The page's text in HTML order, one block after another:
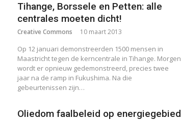
Tihange, Borssele en Petten: alle
centrales moeten dicht!
Creative Commons 10 maart 2013
Op 12 januari demonstreerden 1500 mensen in
Maastricht tegen de kerncentrale in Tihange. Morgen
wordt er opnieuw gedemonstreerd, precies twee
jaar na de ramp in Fukushima. Na die
gebeurtenissen zijn…
Oliedom faalbeleid op energiegebied